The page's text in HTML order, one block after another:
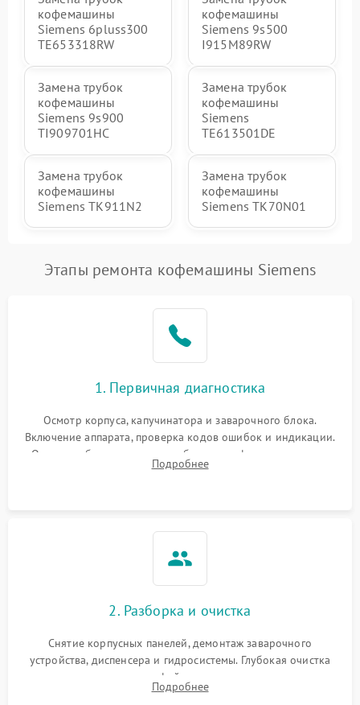
кофемашины
Siemens 6pluss300
TE653318RW
кофемашины
Siemens 9s500
I915M89RW
Замена трубок
кофемашины
Siemens 9s900
TI909701HC
Замена трубок
кофемашины
Siemens
TE613501DE
Замена трубок
кофемашины
Siemens TK911N2
Замена трубок
кофемашины
Siemens TK70N01
Этапы ремонта кофемашины Siemens
1. Первичная диагностика
Осмотр корпуса, капучинатора и заварочного блока.
Включение аппарата, проверка кодов ошибок и индикации.
Оценка работы помпы, термоблока и кофемолки на слух.
Измерение температуры и давления воды для выявления
Подробнее
2. Разборка и очистка
Снятие корпусных панелей, демонтаж заварочного
устройства, диспенсера и гидросистемы. Глубокая очистка
внутренних узлов от кофейных масел, жмыха и накипи.
Промывка дренажных каналов и фильтров с использованием
Подробнее